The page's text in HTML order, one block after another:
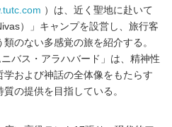
）は、近く聖地に赴いて
）」キャンプを設営し、旅行客
のない多感覚の旅を紹介する。
バス・アラハバード」は、精神性
および神話の全体像をもたらす
の提供を目指している。